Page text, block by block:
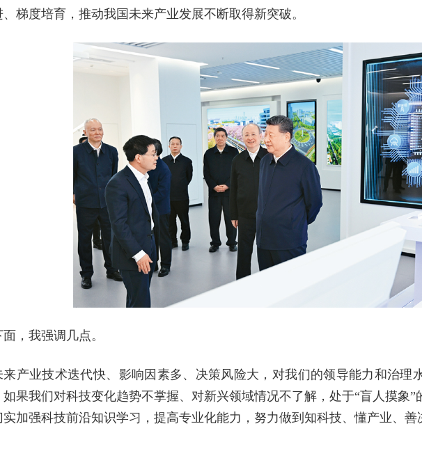
、梯度培育，推动我国未来产业发展不断取得新突破。
面，我强调几点。
来产业技术迭代快、影响因素多、决策风险大，对我们的领导能力和治理
如果我们对科技变化趋势不掌握、对新兴领域情况不了解，处于“盲人摸象
加强科技前沿知识学习，提高专业化能力，努力做到知科技、懂产业、善